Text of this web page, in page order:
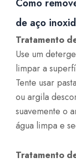
Como
de aço
Tratamento
Use um
limpar a
Tente usar
ou argila
suavemente o
água limpa e
Tratamento